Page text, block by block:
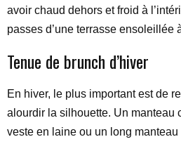
avoir chaud dehors et froid à
passes d’une terrasse ensoleillée
Tenue de brunch d’hiver
En hiver, le plus important est de
alourdir la silhouette. Un manteau
veste en laine ou un long